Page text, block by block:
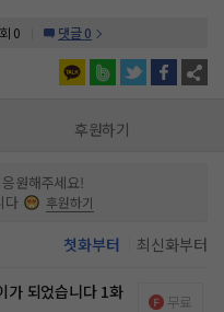
인*님 레어뽑기권 1개 획득
인*님 레어뽑기권 1개 획득
사야, 그건 좀 아니잖아! 결국 멸문당
다. ‘악녀와 살 바에 길에
. 내게 음식을 나눠 주고, 내 잘못까지
, 내 전용 보석들. 잠깐만 곁에 있어
이 되고 싶다 했더
린 건가?!
0 댓글 0
후원하기
원해주세요!
다
후원하기
첫화부터 최신화부터
가 되었습니다 1화 무료